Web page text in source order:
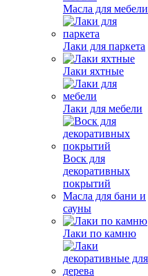
Масла для мебели
Лаки для паркета
Лаки яхтные
Лаки для мебели
Воск для
декоративных
покрытий
Масла для бани и
сауны
Лаки по камню